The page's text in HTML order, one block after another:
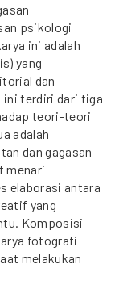
psikologi
ini adalah
yang
dan
ini terdiri dari tiga
teori-teori
adalah
dan gagasan
menari
elaborasi antara
yang
Komposisi
fotografi
melakukan